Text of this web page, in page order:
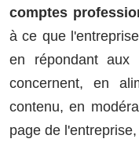
comptes
à ce que
en répondant aux
concernent, en
contenu, en
page de